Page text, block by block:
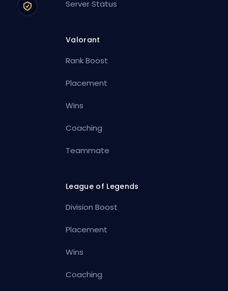
Server Status
Valorant
Rank Boost
Placement
Wins
Coaching
Teammate
League of Legends
Division Boost
Placement
Wins
Coaching